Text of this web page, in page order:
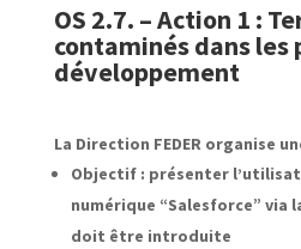
OS 2.7. – Action 1 :
contaminés dans les
développement
La Direction FEDER organise
Objectif : présenter
numérique “Salesforce” via
doit être introduite